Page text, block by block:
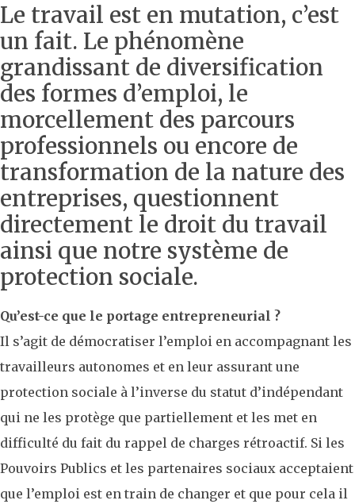
Le travail est en mutation, c’est
un fait. Le phénomène
grandissant de diversification
des formes d’emploi, le
morcellement des parcours
professionnels ou encore de
transformation de la nature des
entreprises, questionnent
directement le droit du travail
ainsi que notre système de
protection sociale.
Qu’est-ce que le portage entrepreneurial ?
Il s’agit de démocratiser l’emploi en accompagnant les
travailleurs autonomes et en leur assurant une
protection sociale à l’inverse du statut d’indépendant
qui ne les protège que partiellement et les met en
difficulté du fait du rappel de charges rétroactif. Si les
Pouvoirs Publics et les partenaires sociaux acceptaient
que l’emploi est en train de changer et que pour cela il